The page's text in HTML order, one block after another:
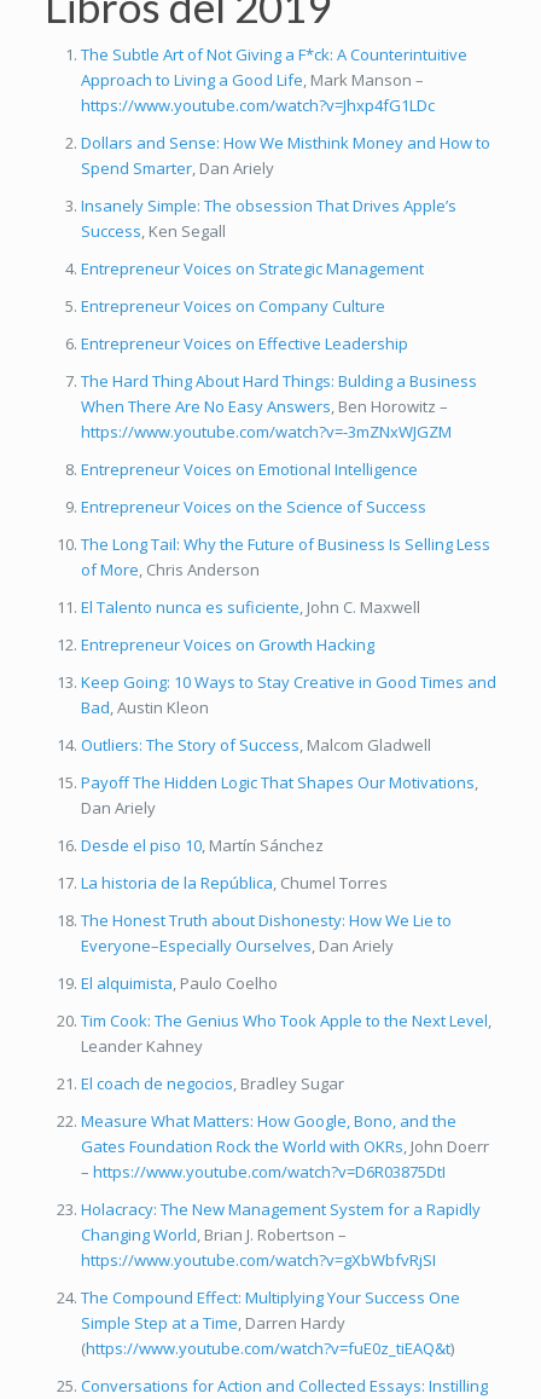
The Subtle Art of Not Giving a F*ck: A Counterintuitive
Approach to Living a Good Life , Mark Manson –
https://www.youtube.com/watch?v=Jhxp4fG1LDc
Dollars and Sense: How We Misthink Money and How to
Spend Smarter, Dan Ariely
Insanely Simple: The obsession That Drives Apple’s
Success , Ken Segall
Entrepreneur Voices on Strategic Management
Entrepreneur Voices on Company Culture
Entrepreneur Voices on Effective Leadership
The Hard Thing About Hard Things: Bulding a Business
When There Are No Easy Answers , Ben Horowitz –
https://www.youtube.com/watch?v=-3mZNxWJGZM
Entrepreneur Voices on Emotional Intelligence
Entrepreneur Voices on the Science of Success
The Long Tail: Why the Future of Business Is Selling Less
of More , Chris Anderson
El Talento nunca es suficiente , John C. Maxwell
Entrepreneur Voices on Growth Hacking
Keep Going: 10 Ways to Stay Creative in Good Times and
Bad , Austin Kleon
Outliers: The Story of Success , Malcom Gladwell
Payoff The Hidden Logic That Shapes Our Motivations
Dan Ariely
Desde el piso 10, Martín Sánchez
La historia de la República , Chumel Torres
The Honest Truth about Dishonesty: How We Lie to
Everyone–Especially Ourselves , Dan Ariely
El alquimista , Paulo Coelho
Tim Cook: The Genius Who Took Apple to the Next Level
Leander Kahney
El coach de negocios , Bradley Sugar
Measure What Matters: How Google, Bono, and the
Gates Foundation Rock the World with OKRs , John Doerr
– https://www.youtube.com/watch?v=D6R03875DtI
Holacracy: The New Management System for a Rapidly
Changing World , Brian J. Robertson –
https://www.youtube.com/watch?v=gXbWbfvRjSI
The Compound Effect: Multiplying Your Success One
Simple Step at a Time , Darren Hardy
(https://www.youtube.com/watch?v=fuE0z_tiEAQ&t)
Conversations for Action and Collected Essays: Instilling